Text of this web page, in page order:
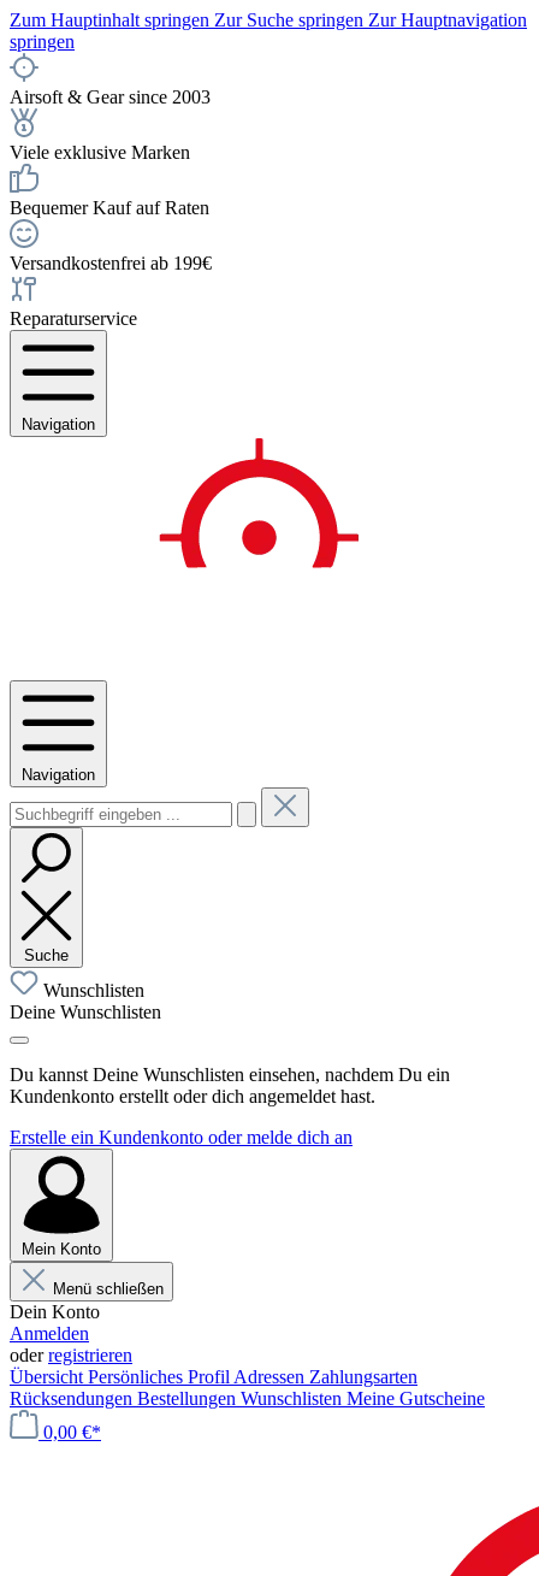
Zum Hauptinhalt springen Zur Suche springen Zur Hauptnavigation
springen
Airsoft & Gear since 2003
Viele exklusive Marken
Bequemer Kauf auf Raten
Versandkostenfrei ab 199€
Reparaturservice
Navigation
Navigation
Suche
Wunschlisten
Deine Wunschlisten
Du kannst Deine Wunschlisten einsehen, nachdem Du ein
Kundenkonto erstellt oder dich angemeldet hast.
Erstelle ein Kundenkonto oder melde dich an
Mein Konto
Menü schließen
Dein Konto
Anmelden
oderregistrieren
Übersicht Persönliches Profil Adressen Zahlungsarten
Rücksendungen Bestellungen Wunschlisten Meine Gutscheine
0,00 €*